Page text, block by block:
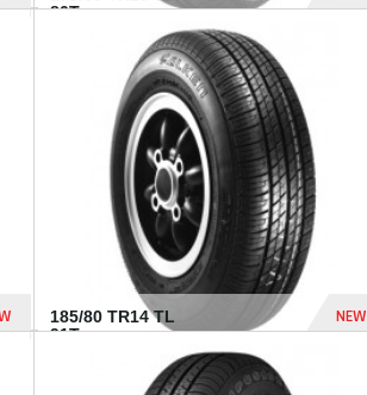
80T...
185/80 TR14 TL
91T...
NEW